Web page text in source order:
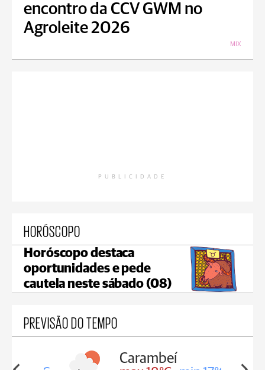
encontro da CCV GWM no
Agroleite 2026
MIX
PUBLICIDADE
HORÓSCOPO
Horóscopo destaca
oportunidades e pede
cautela neste sábado (08)
PREVISÃO DO TEMPO
Carambeí